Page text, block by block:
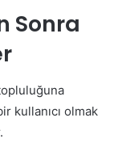
Sonra
kullanıcı olmak